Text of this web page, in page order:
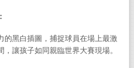
的黑白插圖，捕捉球員在場上最激
讓孩子如同親臨世界大賽現場。